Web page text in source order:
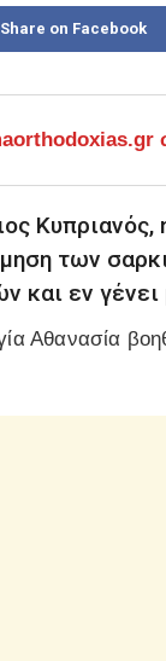
Share on Facebook
Κυπριανός,
των
και εν
Αθανασία